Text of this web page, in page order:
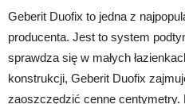
Geberit Duofix to jedna z
producenta. Jest to system
sprawdza się w małych
konstrukcji, Geberit Duofix
zaoszczędzić cenne centymetry.